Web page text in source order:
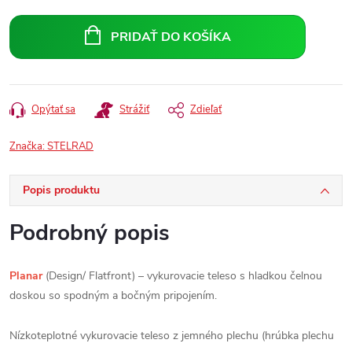
cena:
PRIDAŤ DO KOŠÍKA
Opýtať sa Strážiť Zdieľať
Značka:STELRAD
Popis produktu
Podrobný popis
Planar(Design/ Flatfront) – vykurovacie teleso s hladkou čelnou
doskou so spodným a bočným pripojením.
Nízkoteplotné vykurovacie teleso z jemného plechu (hrúbka plechu